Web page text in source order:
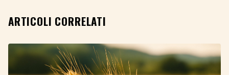
ARTICOLI CORRELATI